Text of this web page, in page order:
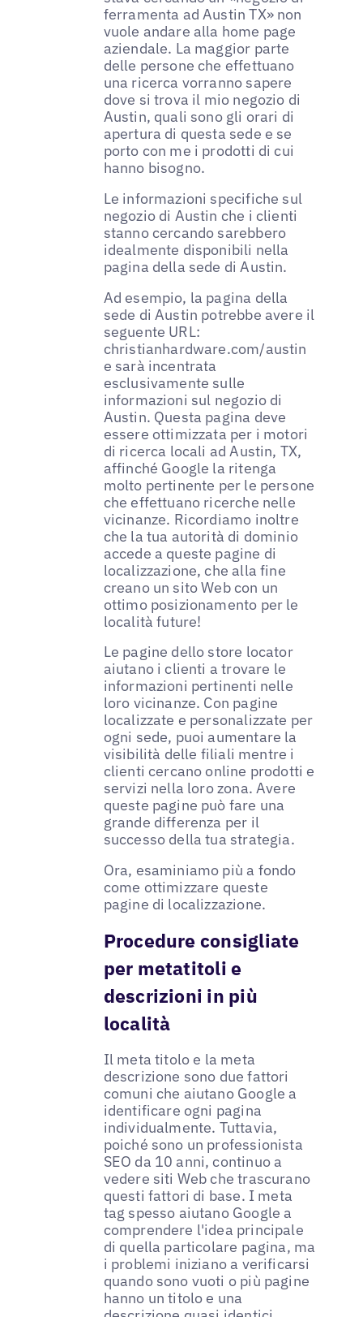
ferramenta ad Austin TX» non
vuole andare alla home page
aziendale. La maggior parte
delle persone che effettuano
una ricerca vorranno sapere
dove si trova il mio negozio di
Austin, quali sono gli orari di
apertura di questa sede e se
porto con me i prodotti di cui
hanno bisogno.
Le informazioni specifiche sul
negozio di Austin che i clienti
stanno cercando sarebbero
idealmente disponibili nella
pagina della sede di Austin.
Ad esempio, la pagina della
sede di Austin potrebbe avere il
seguente URL:
christianhardware.com/austin
e sarà incentrata
esclusivamente sulle
informazioni sul negozio di
Austin. Questa pagina deve
essere ottimizzata per i motori
di ricerca locali ad Austin, TX,
affinché Google la ritenga
molto pertinente per le persone
che effettuano ricerche nelle
vicinanze. Ricordiamo inoltre
che la tua autorità di dominio
accede a queste pagine di
localizzazione, che alla fine
creano un sito Web con un
ottimo posizionamento per le
località future!
Le pagine dello store locator
aiutano i clienti a trovare le
informazioni pertinenti nelle
loro vicinanze. Con pagine
localizzate e personalizzate per
ogni sede, puoi aumentare la
visibilità delle filiali mentre i
clienti cercano online prodotti e
servizi nella loro zona. Avere
queste pagine può fare una
grande differenza per il
successo della tua strategia.
Ora, esaminiamo più a fondo
come ottimizzare queste
pagine di localizzazione.
Procedure consigliate
per metatitoli e
descrizioni in più
località
Il meta titolo e la meta
descrizione sono due fattori
comuni che aiutano Google a
identificare ogni pagina
individualmente. Tuttavia,
poiché sono un professionista
SEO da 10 anni, continuo a
vedere siti Web che trascurano
questi fattori di base. I meta
tag spesso aiutano Google a
comprendere l'idea principale
di quella particolare pagina, ma
i problemi iniziano a verificarsi
quando sono vuoti o più pagine
hanno un titolo e una